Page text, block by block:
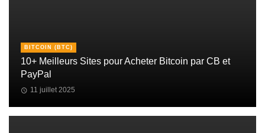
BITCOIN (BTC)
10+ Meilleurs Sites pour Acheter Bitcoin par CB et
PayPal
11 juillet 2025